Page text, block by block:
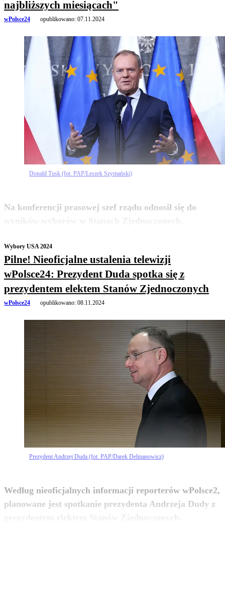
najbliższych miesiącach"
wPolsce24 opublikowano: 07.11.2024
Donald Tusk (fot. PAP/Leszek Szymański)
Na konferencji prasowej szef rządu odnosił się do
wyników wyborów w Stanach Zjednoczonych.
zobacz więcej
Wybory USA 2024
Pilne! Nieoficjalne ustalenia telewizji
wPolsce24: Prezydent Duda spotka się z
prezydentem elektem Stanów Zjednoczonych
wPolsce24 opublikowano: 08.11.2024
Prezydent Andrzej Duda (fot. PAP/Darek Delmanowicz)
Według nieoficjalnych informacji reporterów wPolsce2,
planowane jest spotkanie prezydenta Andrzeja Dudy z
prezydentem elektem Stanów Zjednoczonych.
zobacz więcej